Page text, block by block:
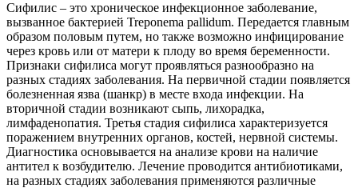
Сифилис – это хроническое инфекционное заболевание,
вызванное бактерией Treponema pallidum. Передается главным
образом половым путем, но также возможно инфицирование
через кровь или от матери к плоду во время беременности.
Признаки сифилиса могут проявляться разнообразно на
разных стадиях заболевания. На первичной стадии появляется
болезненная язва (шанкр) в месте входа инфекции. На
вторичной стадии возникают сыпь, лихорадка,
лимфаденопатия. Третья стадия сифилиса характеризуется
поражением внутренних органов, костей, нервной системы.
Диагностика основывается на анализе крови на наличие
антител к возбудителю. Лечение проводится антибиотиками,
на разных стадиях заболевания применяются различные